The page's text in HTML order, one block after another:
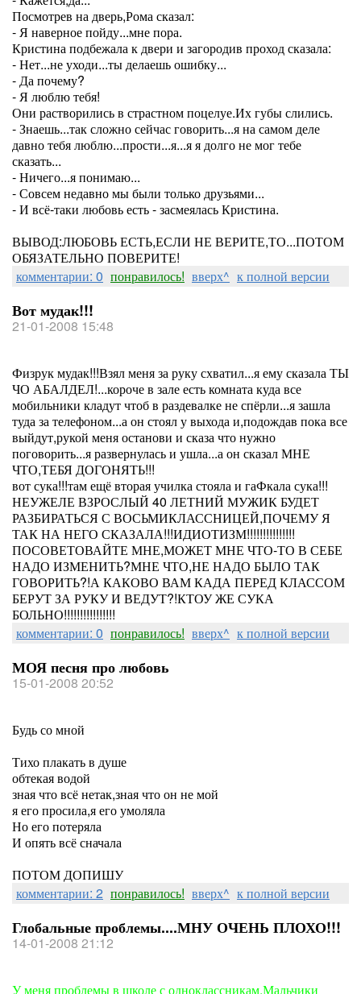
Посмотрев на дверь,Рома сказал:
- Я наверное пойду...мне пора.
Кристина подбежала к двери и загородив проход сказала:
- Нет...не уходи...ты делаешь ошибку...
- Да почему?
- Я люблю тебя!
Они растворились в страстном поцелуе.Их губы слились.
- Знаешь...так сложно сейчас говорить...я на самом деле
давно тебя люблю...прости...я...я я долго не мог тебе
сказать...
- Ничего...я понимаю...
- Совсем недавно мы были только друзьями...
- И всё-таки любовь есть - засмеялась Кристина.
ВЫВОД:ЛЮБОВЬ ЕСТЬ,ЕСЛИ НЕ ВЕРИТЕ,ТО...ПОТОМ
ОБЯЗАТЕЛЬНО ПОВЕРИТЕ!
комментарии: 0 понравилось! вверх^ к полной версии
Вот мудак!!!
21-01-2008 15:48
Физрук мудак!!!Взял меня за руку схватил...я ему сказала ТЫ
ЧО АБАЛДЕЛ!...короче в зале есть комната куда все
мобильники кладут чтоб в раздевалке не спёрли...я зашла
туда за телефоном...а он стоял у выхода и,подождав пока все
выйдут,рукой меня останови и сказа что нужно
поговорить...я развернулась и ушла...а он сказал МНЕ
ЧТО,ТЕБЯ ДОГОНЯТЬ!!!
вот сука!!!там ещё вторая училка стояла и гаФкала сука!!!
НЕУЖЕЛЕ ВЗРОСЛЫЙ 40 ЛЕТНИЙ МУЖИК БУДЕТ
РАЗБИРАТЬСЯ С ВОСЬМИКЛАССНИЦЕЙ,ПОЧЕМУ Я
ТАК НА НЕГО СКАЗАЛА!!!ИДИОТИЗМ!!!!!!!!!!!!!!!
ПОСОВЕТОВАЙТЕ МНЕ,МОЖЕТ МНЕ ЧТО-ТО В СЕБЕ
НАДО ИЗМЕНИТЬ?МНЕ ЧТО,НЕ НАДО БЫЛО ТАК
ГОВОРИТЬ?!А КАКОВО ВАМ КАДА ПЕРЕД КЛАССОМ
БЕРУТ ЗА РУКУ И ВЕДУТ?!КТОУ ЖЕ СУКА
БОЛЬНО!!!!!!!!!!!!!!!!
комментарии: 0 понравилось! вверх^ к полной версии
МОЯ песня про любовь
15-01-2008 20:52
Будь со мной
Тихо плакать в душе
обтекая водой
зная что всё нетак,зная что он не мой
я его просила,я его умоляла
Но его потеряла
И опять всё сначала
ПОТОМ ДОПИШУ
комментарии: 2 понравилось! вверх^ к полной версии
Глобальные проблемы....МНУ ОЧЕНЬ ПЛОХО!!!
14-01-2008 21:12
У меня проблемы в школе с одноклассникам.Мальчики